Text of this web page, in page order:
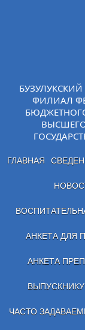
ФИЛИАЛ
ГЛАВНАЯ
АНКЕТА ДЛЯ
АНКЕТА
ВЫПУСКНИКУ
ЧАСТО